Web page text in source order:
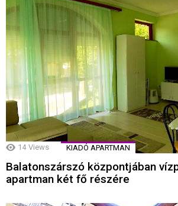
14 Views KIADÓ APARTMAN
Balatonszárszó központjában
apartman két fő részére